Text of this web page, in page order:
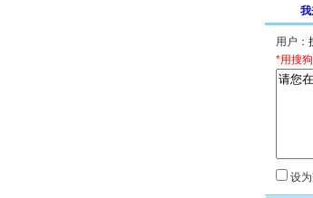
用户：
*用搜
设